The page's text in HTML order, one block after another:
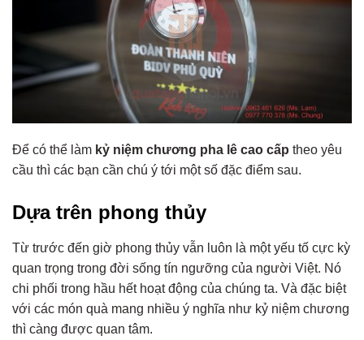
Để có thể làm kỷ niệm chương pha lê cao cấp theo yêu
cầu thì các bạn cần chú ý tới một số đặc điểm sau.
Dựa trên phong thủy
Từ trước đến giờ phong thủy vẫn luôn là một yếu tố cực kỳ
quan trọng trong đời sống tín ngưỡng của người Việt. Nó
chi phối trong hầu hết hoạt động của chúng ta. Và đặc biệt
với các món quà mang nhiều ý nghĩa như kỷ niệm chương
thì càng được quan tâm.